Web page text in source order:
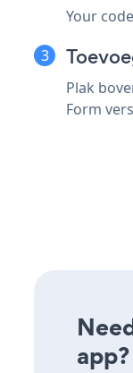
Your
Plak
Form
app?